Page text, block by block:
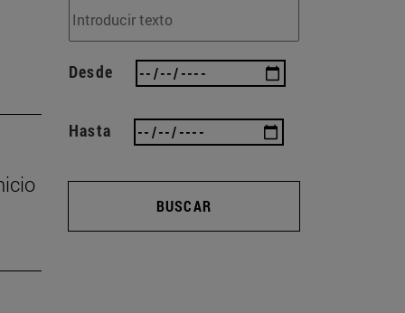
Desde
Hasta
BUSCAR